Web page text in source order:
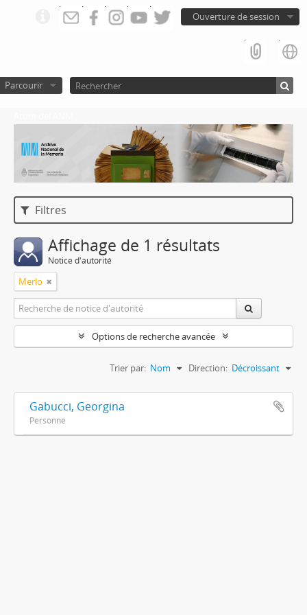
Ouverture de session
Parcourir
Filtres
Affichage de 1 résultats
Notice d'autorité
Merlo
Options de recherche avancée
Trier par: Nom Direction: Décroissant
Gabucci, Georgina
Personne